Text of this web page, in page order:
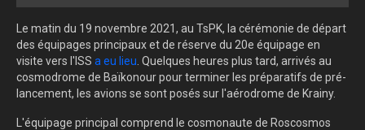
Le matin du 19 novembre 2021, au TsPK, la cérémonie de départ
des équipages principaux et de réserve du 20e équipage en
visite vers l'ISS a eu lieu . Quelques heures plus tard, arrivés au
cosmodrome de Baïkonour pour terminer les préparatifs de pré-
lancement, les avions se sont posés sur l'aérodrome de Krainy.
L'équipage principal comprend le cosmonaute de Roscosmos